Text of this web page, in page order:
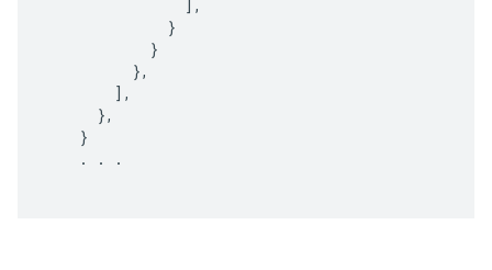
],
}
}
},
],
},
}
.
. .